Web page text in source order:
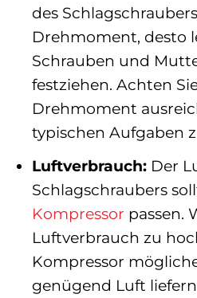
des
Drehmoment, desto
Schrauben und
festziehen. Achten
Drehmoment
typischen Aufgaben
Luftverbrauch:Der
Schlagschraubers
Kompressor passen.
Luftverbrauch zu
Kompressor
genügend Luft